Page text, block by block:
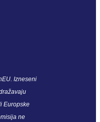
Izneseni
Europske
ne